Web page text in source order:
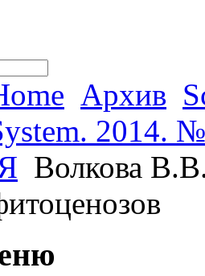
Архив
2014.
Волкова